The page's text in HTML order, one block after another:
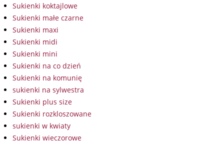
Sukienki koktajlowe
Sukienki małe czarne
Sukienki maxi
Sukienki midi
Sukienki mini
Sukienki na co dzień
Sukienki na komunię
sukienki na sylwestra
Sukienki plus size
Sukienki rozkloszowane
sukienki w kwiaty
Sukienki wieczorowe